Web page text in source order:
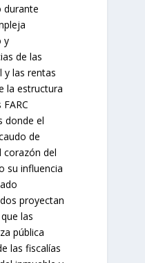
durante
y
de las
y las rentas
la estructura
donde el
de
corazón del
su influencia
proyectan
las
pública
las fiscalías